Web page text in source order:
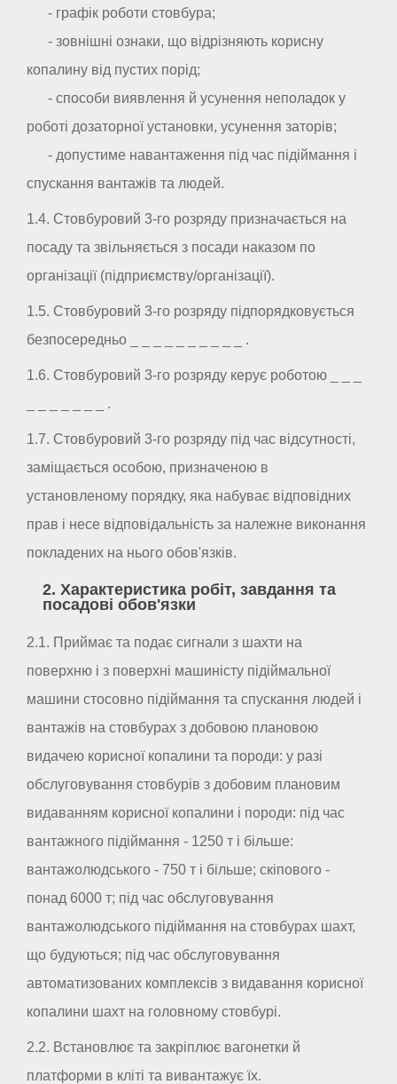
- графік роботи стовбура;
- зовнішні ознаки, що відрізняють корисну
копалину від пустих порід;
- способи виявлення й усунення неполадок у
роботі дозаторної установки, усунення заторів;
- допустиме навантаження під час підіймання і
спускання вантажів та людей.
1.4. Стовбуровий 3-го розряду призначається на
посаду та звільняється з посади наказом по
організації (підприємству/організації).
1.5. Стовбуровий 3-го розряду підпорядковується
безпосередньо _ _ _ _ _ _ _ _ _ _ .
1.6. Стовбуровий 3-го розряду керує роботою _ _ _
_ _ _ _ _ _ _ .
1.7. Стовбуровий 3-го розряду під час відсутності,
заміщається особою, призначеною в
установленому порядку, яка набуває відповідних
прав і несе відповідальність за належне виконання
покладених на нього обов'язків.
2. Характеристика робіт, завдання та
посадові обов'язки
2.1. Приймає та подає сигнали з шахти на
поверхню і з поверхні машиністу підіймальної
машини стосовно підіймання та спускання людей і
вантажів на стовбурах з добовою плановою
видачею корисної копалини та породи: у разі
обслуговування стовбурів з добовим плановим
видаванням корисної копалини і породи: під час
вантажного підіймання - 1250 т і більше:
вантажолюдського - 750 т і більше; скіпового -
понад 6000 т; під час обслуговування
вантажолюдського підіймання на стовбурах шахт,
що будуються; під час обслуговування
автоматизованих комплексів з видавання корисної
копалини шахт на головному стовбурі.
2.2. Встановлює та закріплює вагонетки й
платформи в кліті та вивантажує їх.